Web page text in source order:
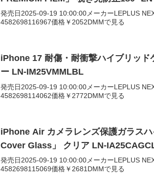
発売日2025-09-19 10:00:00メーカーLEPLUS
4582698116967価格￥2052DMMで見る
iPhone 17 耐傷・耐衝撃ハイブリッ
ー LN-IM25VMMLBL
発売日2025-09-19 10:00:00メーカーLEPLUS
4582698114062価格￥2772DMMで見る
iPhone Air カメラレンズ保護ガラス
Cover Glass」 クリア LN-
発売日2025-09-19 10:00:00メーカーLEPLUS
4582698115069価格￥2681DMMで見る